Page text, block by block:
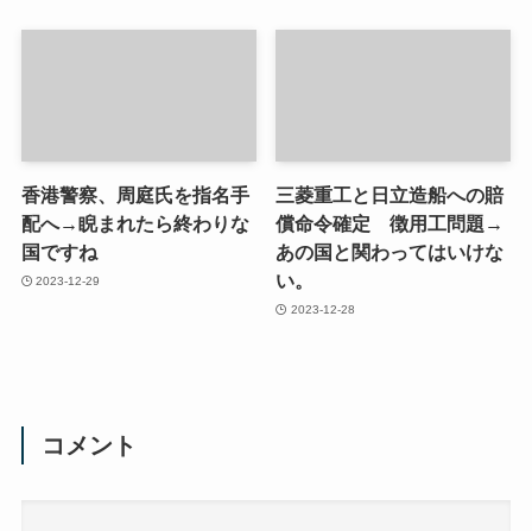
香港警察、周庭氏を指名手
配へ→睨まれたら終わりな
国ですね
2023-12-29
三菱重工と日立造船への賠
償命令確定 徴用工問題→
あの国と関わってはいけな
い。
2023-12-28
コメント